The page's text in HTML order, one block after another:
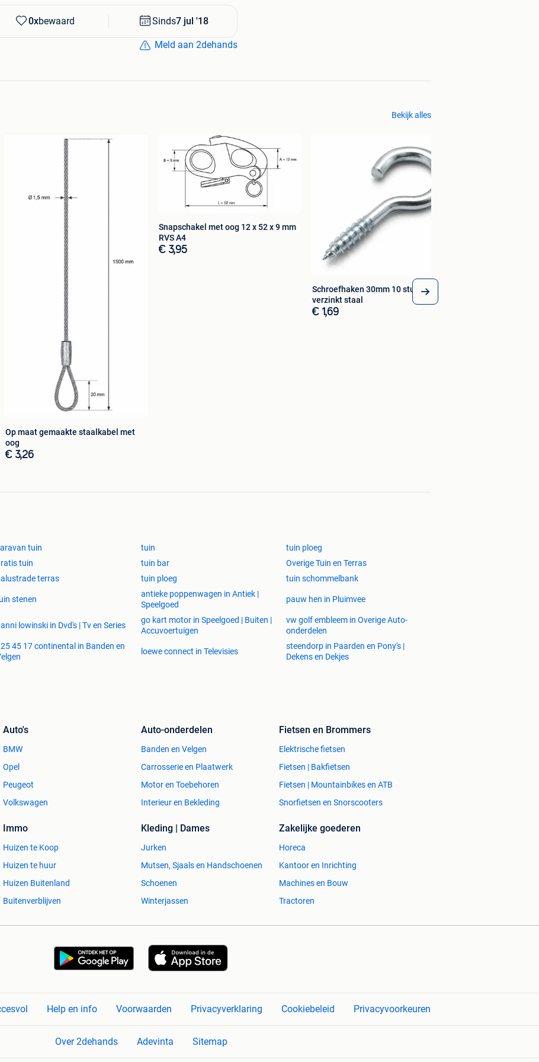
0xbewaard Sinds7 jul '18
Meld aan 2dehands
Bekijk alles
Op maat gemaakte staalkabel met
oog
€ 3,26
Snapschakel met oog 12 x 52 x 9 mm
RVS A4
€ 3,95
Schroefhaken 30mm 10 stuks
verzinkt staal
€ 1,69
tuin tuin
tuin ploeg
tuin tuin bar
Overige Tuin en Terras
terras tuin ploeg tuin schommelbank
stenen
antieke poppenwagen in Antiek |
Speelgoed
pauw hen in Pluimvee
lowinski in Dvd's | Tv en Series
go kart motor in Speelgoed | Buiten |
Accuvoertuigen
vw golf embleem in Overige Auto-
onderdelen
45 17 continental in Banden en
loewe connect in Televisies
steendorp in Paarden en Pony's |
Dekens en Dekjes
Auto's
BMW
Opel
Peugeot
Volkswagen
Auto-onderdelen
Banden en Velgen
Carrosserie en Plaatwerk
Motor en Toebehoren
Interieur en Bekleding
Fietsen en Brommers
Elektrische fietsen
Fietsen | Bakfietsen
Fietsen | Mountainbikes en ATB
Snorfietsen en Snorscooters
Immo
Huizen te Koop
Huizen te huur
Huizen Buitenland
Buitenverblijven
Kleding | Dames
Jurken
Mutsen, Sjaals en Handschoenen
Schoenen
Winterjassen
Zakelijke goederen
Horeca
Kantoor en Inrichting
Machines en Bouw
Tractoren
Help en info Voorwaarden Privacyverklaring Cookiebeleid Privacyvoorkeuren
Over 2dehands Adevinta Sitemap